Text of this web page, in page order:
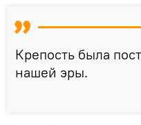
Крепость была
нашей эры.